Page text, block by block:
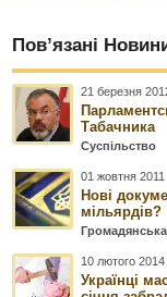
Пов’язані
21 березня
Табачника
Суспільство
01 жовтня 2011
Нові
мільярдів?
Громадянська
10 лютого
Українці